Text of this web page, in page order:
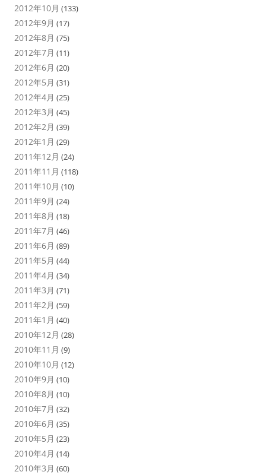
2012年10月 (133)
2012年9月 (17)
2012年8月 (75)
2012年7月 (11)
2012年6月 (20)
2012年5月 (31)
2012年4月 (25)
2012年3月 (45)
2012年2月 (39)
2012年1月 (29)
2011年12月 (24)
2011年11月 (118)
2011年10月 (10)
2011年9月 (24)
2011年8月 (18)
2011年7月 (46)
2011年6月 (89)
2011年5月 (44)
2011年4月 (34)
2011年3月 (71)
2011年2月 (59)
2011年1月 (40)
2010年12月 (28)
2010年11月 (9)
2010年10月 (12)
2010年9月 (10)
2010年8月 (10)
2010年7月 (32)
2010年6月 (35)
2010年5月 (23)
2010年4月 (14)
2010年3月 (60)